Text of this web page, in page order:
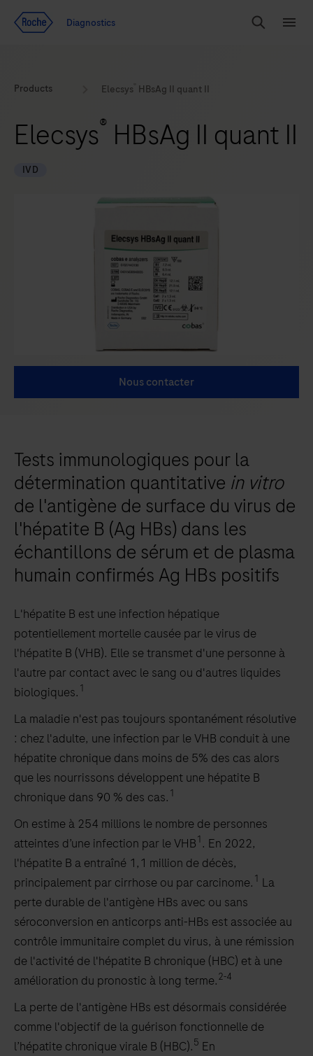
Diagnostics
Chercher
Products Elecsys HBsAg II quant II
Elecsys® HBsAg II quant II
IVD
Nous contacter
Tests immunologiques pour la
détermination quantitative in vitro
de l'antigène de surface du virus de
l'hépatite B (Ag HBs) dans les
échantillons de sérum et de plasma
humain confirmés Ag HBs positifs
L'hépatite B est une infection hépatique
potentiellement mortelle causée par le virus de
l'hépatite B (VHB). Elle se transmet d'une personne à
l'autre par contact avec le sang ou d'autres liquides
biologiques. 1
La maladie n'est pas toujours spontanément résolutive
: chez l'adulte, une infection par le VHB conduit à une
hépatite chronique dans moins de 5% des cas alors
que les nourrissons développent une hépatite B
chronique dans 90 % des cas. 1
On estime à 254 millions le nombre de personnes
atteintes d’une infection par le VHB1. En 2022,
l'hépatite B a entraîné 1,1 million de décès,
principalement par cirrhose ou par carcinome. 1 La
perte durable de l'antigène HBs avec ou sans
séroconversion en anticorps anti-HBs est associée au
contrôle immunitaire complet du virus, à une rémission
de l'activité de l'hépatite B chronique (HBC) et à une
amélioration du pronostic à long terme.2-4
La perte de l'antigène HBs est désormais considérée
comme l'objectif de la guérison fonctionnelle de
l’hépatite chronique virale B (HBC).5 En